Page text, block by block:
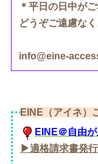
＊平日の日中が
どうぞご遠慮な
info@eine-
EINE（アイネ）
EINE＠自由
▶適格請求書発